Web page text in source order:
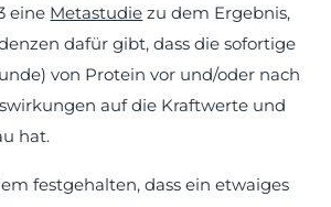
eine Metastudie zu dem Ergebnis,
dafür gibt, dass die sofortige
von Protein vor und/oder nach
auf die Kraftwerte und
hat.
festgehalten, dass ein etwaiges